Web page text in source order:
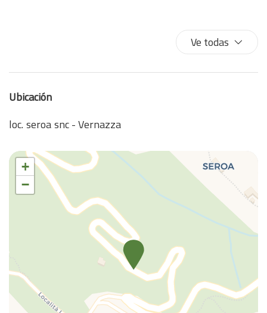
Ve todas
Ubicación
loc. seroa snc - Vernazza
+
−